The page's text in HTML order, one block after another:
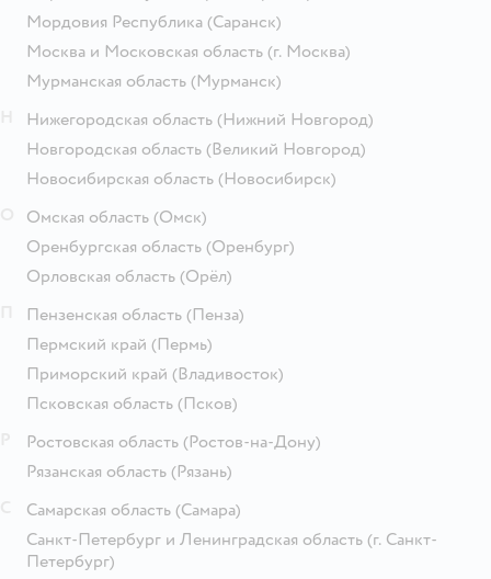
Мордовия Республика (Саранск)
Москва и Московская область (г. Москва)
Мурманская область (Мурманск)
Нижегородская область (Нижний Новгород)
Новгородская область (Великий Новгород)
Новосибирская область (Новосибирск)
Омская область (Омск)
Оренбургская область (Оренбург)
Орловская область (Орёл)
Пензенская область (Пенза)
Пермский край (Пермь)
Приморский край (Владивосток)
Псковская область (Псков)
Ростовская область (Ростов-на-Дону)
Рязанская область (Рязань)
Самарская область (Самара)
Санкт-Петербург и Ленинградская область (г. Санкт-
Петербург)